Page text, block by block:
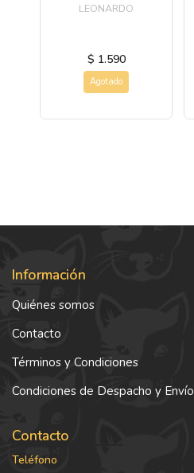
LEONARDO
$ 1.590
Agotado
Información
Quiénes somos
Contacto
Términos y Condiciones
Condiciones de Despacho y Envío
Contacto
Teléfono